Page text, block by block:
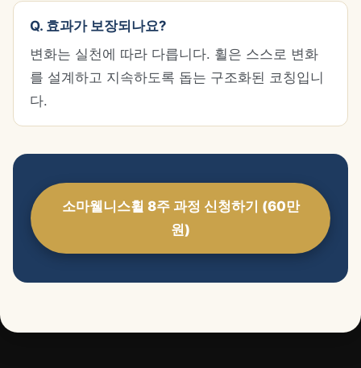
Q. 효과가 보장되나요?
변화는 실천에 따라 다릅니다. 휠은 스스로 변화
를 설계하고 지속하도록 돕는 구조화된 코칭입니
다.
소마웰니스휠 8주 과정 신청하기 (60만
원)